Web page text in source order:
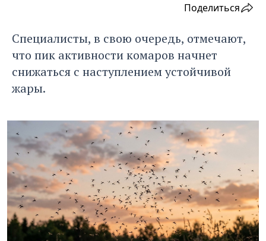
Поделиться
Специалисты, в свою очередь, отмечают,
что пик активности комаров начнет
снижаться с наступлением устойчивой
жары.